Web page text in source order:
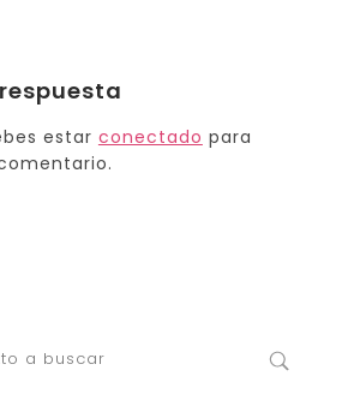
estar conectado para